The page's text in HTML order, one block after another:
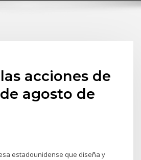
acciones de
agosto de
estadounidense que diseña y